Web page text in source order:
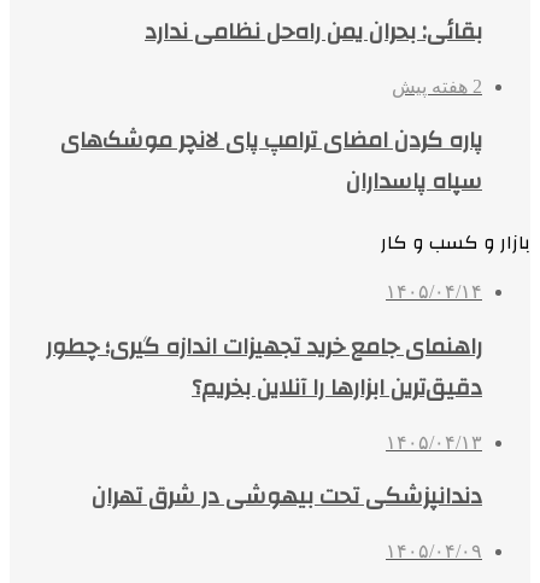
بقائی: بحران یمن راه‌حل نظامی ندارد
2 هفته پیش
پاره کردن امضای ترامپ پای لانچر موشک‌های
سپاه پاسداران
بازار و کسب و کار
۱۴۰۵/۰۴/۱۴
راهنمای جامع خرید تجهیزات اندازه گیری؛ چطور
دقیق‌ترین ابزارها را آنلاین بخریم؟
۱۴۰۵/۰۴/۱۳
دندانپزشکی تحت بیهوشی در شرق تهران
۱۴۰۵/۰۴/۰۹